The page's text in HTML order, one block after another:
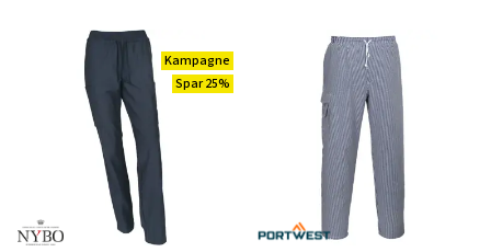
Kampagne
Spar 25%